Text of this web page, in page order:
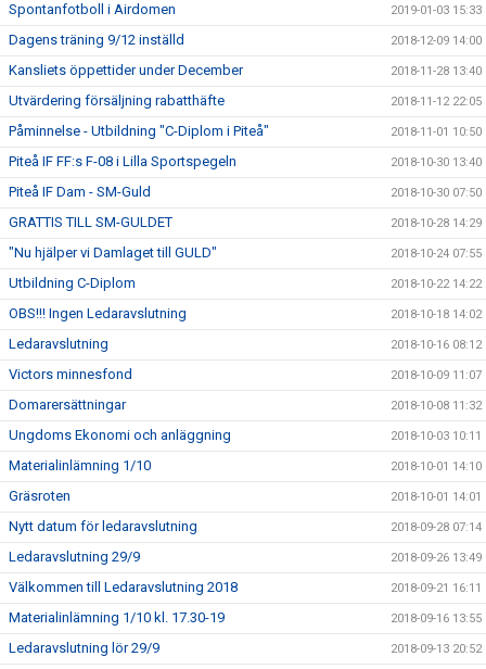
Spontanfotboll i Airdomen 2019-01-03 15:33
Dagens träning 9/12 inställd 2018-12-09 14:00
Kansliets öppettider under December 2018-11-28 13:40
Utvärdering försäljning rabatthäfte 2018-11-12 22:05
Påminnelse - Utbildning "C-Diplom i Piteå" 2018-11-01 10:50
Piteå IF FF:s F-08 i Lilla Sportspegeln 2018-10-30 13:40
Piteå IF Dam - SM-Guld 2018-10-30 07:50
GRATTIS TILL SM-GULDET 2018-10-28 14:29
"Nu hjälper vi Damlaget till GULD" 2018-10-24 07:55
Utbildning C-Diplom 2018-10-22 14:22
OBS!!! Ingen Ledaravslutning 2018-10-18 14:02
Ledaravslutning 2018-10-16 08:12
Victors minnesfond 2018-10-09 11:07
Domarersättningar 2018-10-08 11:32
Ungdoms Ekonomi och anläggning 2018-10-03 10:11
Materialinlämning 1/10 2018-10-01 14:10
Gräsroten 2018-10-01 14:01
Nytt datum för ledaravslutning 2018-09-28 07:14
Ledaravslutning 29/9 2018-09-26 13:49
Välkommen till Ledaravslutning 2018 2018-09-21 16:11
Materialinlämning 1/10 kl. 17.30-19 2018-09-16 13:55
Ledaravslutning lör 29/9 2018-09-13 20:52